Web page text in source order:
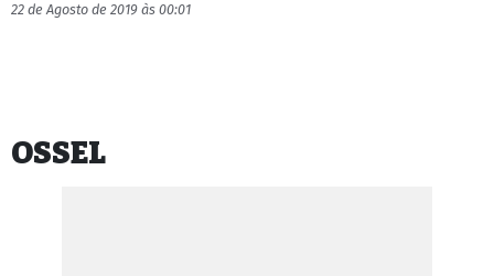
22 de Agosto de 2019 às 00:01
OSSEL